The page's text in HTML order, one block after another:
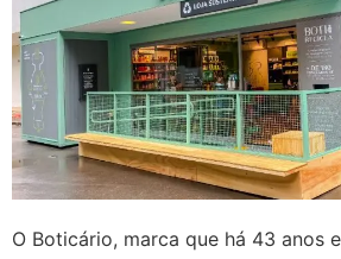
O Boticário, marca que há 43 anos